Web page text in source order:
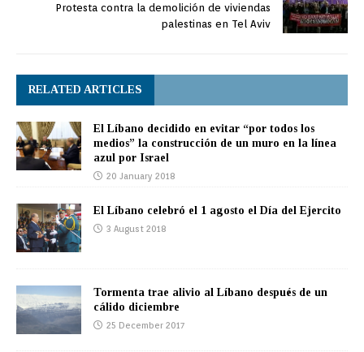
Protesta contra la demolición de viviendas
palestinas en Tel Aviv
RELATED ARTICLES
El Líbano decidido en evitar “por todos los
medios” la construcción de un muro en la línea
azul por Israel
20 January 2018
El Líbano celebró el 1 agosto el Día del Ejercito
3 August 2018
Tormenta trae alivio al Líbano después de un
cálido diciembre
25 December 2017